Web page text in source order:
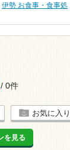
伊勢 お食事・食事処
/ 0件
お気に入
を見る